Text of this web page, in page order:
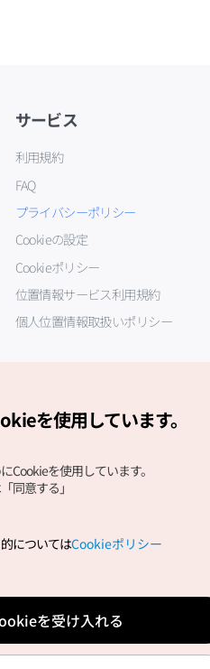
サービス
利用規約
FAQ
プライバシーポリシー
Cookieの設定
Cookieポリシー
位置情報サービス利用規約
個人位置情報取扱いポリシー
All Rights
を使用しています。
Cookieを使用しています。
同意する」
についてはCookieポリシー
を受け入れる